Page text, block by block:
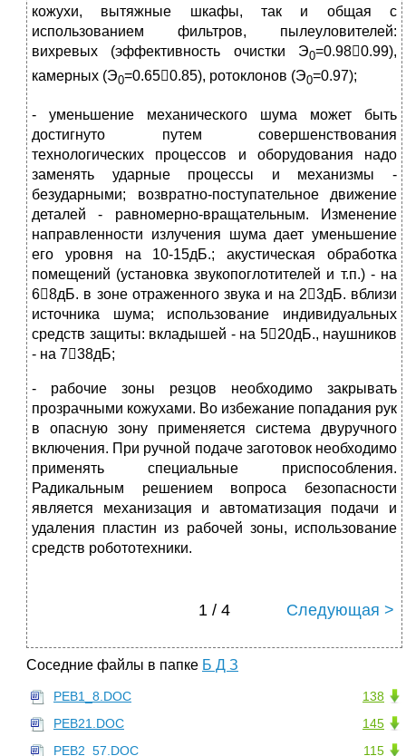
кожухи, вытяжные шкафы, так и общая с
использованием фильтров, пылеуловителей:
вихревых (эффективность очистки Э0=0.980.99),
камерных (Э0=0.650.85), ротоклонов (Э0=0.97);
- уменьшение механического шума может быть
достигнуто путем совершенствования
технологических процессов и оборудования надо
заменять ударные процессы и механизмы -
безударными; возвратно-поступательное движение
деталей - равномерно-вращательным. Изменение
направленности излучения шума дает уменьшение
его уровня на 10-15дБ.; акустическая обработка
помещений (установка звукопоглотителей и т.п.) - на
68дБ. в зоне отраженного звука и на 23дБ. вблизи
источника шума; использование индивидуальных
средств защиты: вкладышей - на 520дБ., наушников
- на 738дБ;
- рабочие зоны резцов необходимо закрывать
прозрачными кожухами. Во избежание попадания рук
в опасную зону применяется система двуручного
включения. При ручной подаче заготовок необходимо
применять специальные приспособления.
Радикальным решением вопроса безопасности
является механизация и автоматизация подачи и
удаления пластин из рабочей зоны, использование
средств робототехники.
1 / 4 Следующая >
Соседние файлы в папке Б Д З
138
PEB1_8.DOC
145
PEB21.DOC
115
PEB2_57.DOC